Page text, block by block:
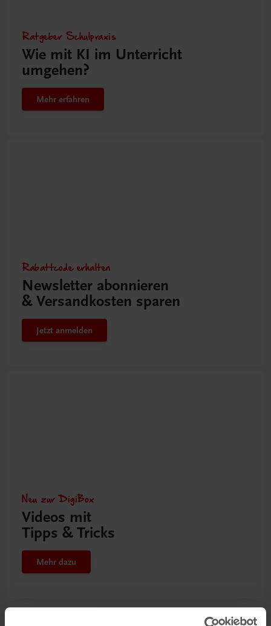
Ratgeber Schulpraxis
Wie mit KI im Unterricht
umgehen?
Mehr erfahren
Rabattcode erhalten
Newsletter abonnieren
& Versandkosten sparen
Jetzt anmelden
Neu zur DigiBox
Videos mit
Tipps & Tricks
Mehr dazu